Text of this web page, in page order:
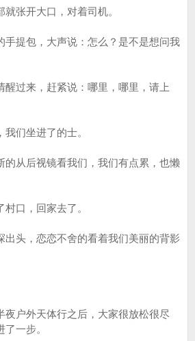
张开大口，对着司机。
提包，大声说：怎么？是不是想问我
过来，赶紧说：哪里，哪里，请上
们坐进了的士。
从后视镜看我们，我们有点累，也懒
口，回家去了。
头，恋恋不舍的看着我们美丽的背影
户外天体行之后，大家很放松很尽
一步。